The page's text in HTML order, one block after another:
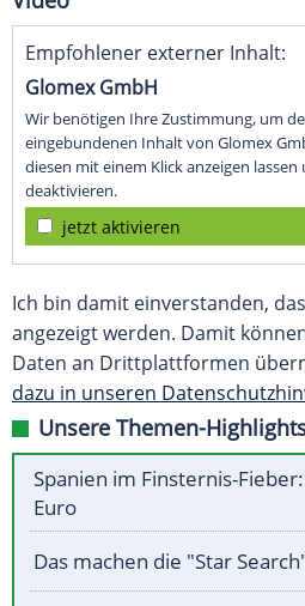
Empfohlener externer Inhalt:
Glomex GmbH
Wir benötigen Ihre Zustimmung, um
eingebundenen Inhalt von Glomex
diesen mit einem Klick anzeigen
deaktivieren.
jetzt aktivieren
Ich bin damit einverstanden,
angezeigt werden. Damit
Daten an Drittplattformen
dazu in unseren
Unsere Themen-
Spanien im Finsternis-
Euro
Das machen die "Star